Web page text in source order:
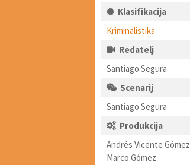
Klasifikacija
Kriminalistika
Redatelj
Santiago Segura
Scenarij
Santiago Segura
Produkcija
Andrés Vicente Gómez
Marco Gómez